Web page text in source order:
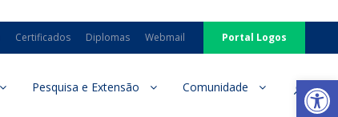
Certificados Diplomas Webmail Portal Logos
Pesquisa e Extensão Comunidade